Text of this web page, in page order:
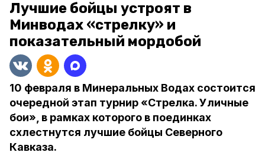
Лучшие бойцы устроят в
Минводах «стрелку» и
показательный мордобой
10 февраля в Минеральных Водах состоится
очередной этап турнир «Стрелка. Уличные
бои», в рамках которого в поединках
схлестнутся лучшие бойцы Северного
Кавказа.